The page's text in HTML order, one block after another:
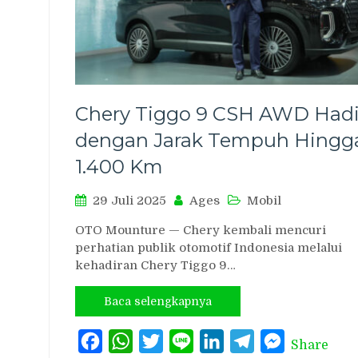
Chery Tiggo 9 CSH AWD
dengan Jarak Tempuh
1.400 Km
29 Juli 2025 Ages Mobil
OTO Mounture — Chery kembali mencuri
perhatian publik otomotif Indonesia melalui
kehadiran Chery Tiggo 9…
Baca selengkapnya
FacebookWhatsAppTwitterLine LinkedInTelegramMessenger
Share